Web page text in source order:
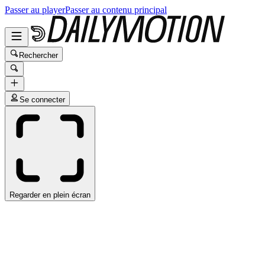
Passer au playerPasser au contenu principal
Rechercher
Se connecter
Regarder en plein écran